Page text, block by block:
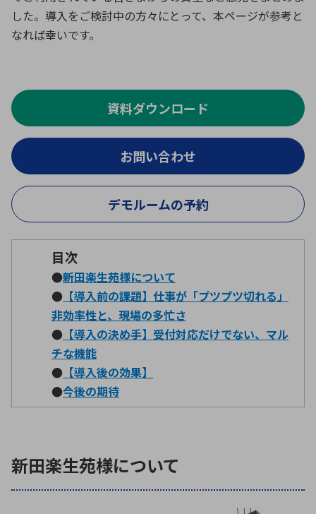
ブログ｜ここから始まる最新技術
レーダ・衛星通信
シミュレーター
半導体・電子部品小ロット
医療機器
Q
R S
T
U
検索
した。導入をご検討中の方々にとって、本ページが参考と
なれば幸いです。
資料ダウンロード
お問い合わせ
デモルームの予約
目次
●新田楽生苑様について
● 【導入前の課題】仕事が「プツプツ切れる」
非効率性と、現場の多忙さ
● 【導入の決め手】受付対応だけでない、マル
チな機能
● 【導入後の効果】
●今後の期待
新田楽生苑様について